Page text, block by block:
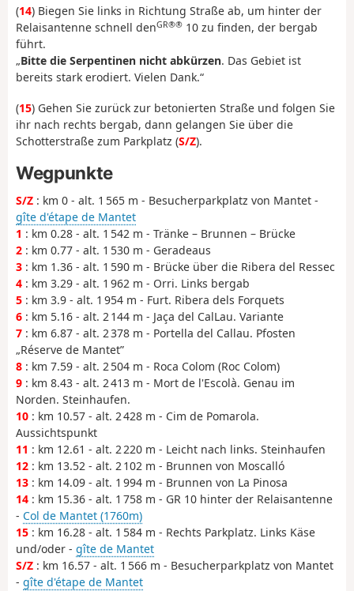
(14) Biegen Sie links in Richtung Straße ab, um hinter der
Relaisantenne schnell denGR®® 10 zu finden, der bergab
führt.
„Bitte die Serpentinen nicht abkürzen. Das Gebiet ist
bereits stark erodiert. Vielen Dank.“
(15) Gehen Sie zurück zur betonierten Straße und folgen Sie
ihr nach rechts bergab, dann gelangen Sie über die
Schotterstraße zum Parkplatz (S/Z).
Wegpunkte
S/Z : km 0 - alt. 1 565 m - Besucherparkplatz von Mantet -
gîte d'étape de Mantet
1 : km 0.28 - alt. 1 542 m - Tränke – Brunnen – Brücke
2 : km 0.77 - alt. 1 530 m - Geradeaus
3 : km 1.36 - alt. 1 590 m - Brücke über die Ribera del Ressec
4 : km 3.29 - alt. 1 962 m - Orri. Links bergab
5 : km 3.9 - alt. 1 954 m - Furt. Ribera dels Forquets
6 : km 5.16 - alt. 2 144 m - Jaça del CalLau. Variante
7 : km 6.87 - alt. 2 378 m - Portella del Callau. Pfosten
„Réserve de Mantet”
8 : km 7.59 - alt. 2 504 m - Roca Colom (Roc Colom)
9 : km 8.43 - alt. 2 413 m - Mort de l'Escolà. Genau im
Norden. Steinhaufen.
10 : km 10.57 - alt. 2 428 m - Cim de Pomarola.
Aussichtspunkt
11 : km 12.61 - alt. 2 220 m - Leicht nach links. Steinhaufen
12 : km 13.52 - alt. 2 102 m - Brunnen von Moscalló
13 : km 14.09 - alt. 1 994 m - Brunnen von La Pinosa
14 : km 15.36 - alt. 1 758 m - GR 10 hinter der Relaisantenne
- Col de Mantet (1760m)
15 : km 16.28 - alt. 1 584 m - Rechts Parkplatz. Links Käse
und/oder - gîte de Mantet
S/Z : km 16.57 - alt. 1 566 m - Besucherparkplatz von Mantet
- gîte d'étape de Mantet